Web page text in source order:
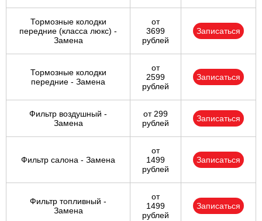
Тормозные колодки
передние (класса люкс) -
Замена
от
3699
рублей
Записаться
Тормозные колодки
передние - Замена
от
2599
рублей
Записаться
Фильтр воздушный -
Замена
от 299
рублей
Записаться
Фильтр салона - Замена
от
1499
рублей
Записаться
Фильтр топливный -
Замена
от
1499
рублей
Записаться